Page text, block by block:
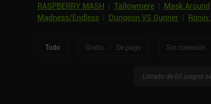
RASPBERRY MASH
Tallowmere| Mask Around
Madness/Endless| Dungeon VS Gunner
Todo Gratis De pago Sin conexión
Listado de 60 juegos